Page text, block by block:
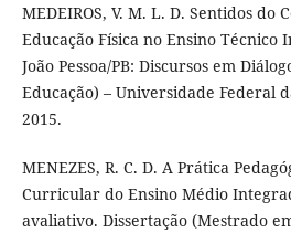
MEDEIROS, V. M. L. D. Sentidos
Educação Física no Ensino Técnico
João Pessoa/PB: Discursos em
Educação) – Universidade Federal
2015.
MENEZES, R. C. D. A Prática
Curricular do Ensino Médio
avaliativo. Dissertação (Mestrado